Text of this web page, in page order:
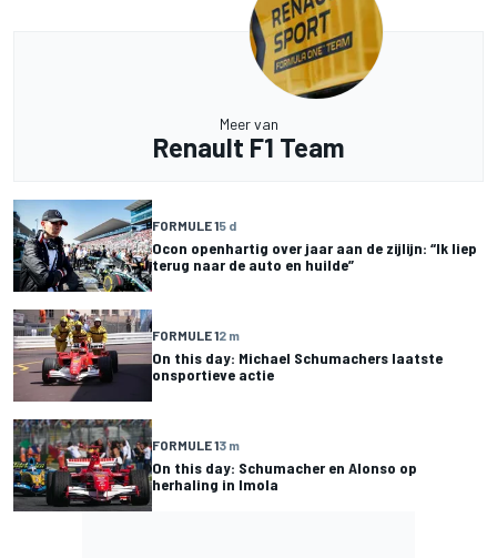
Meer van
Renault F1 Team
FORMULE 15 d
Ocon openhartig over jaar aan de zijlijn: “Ik liep
terug naar de auto en huilde”
FORMULE 12 m
On this day: Michael Schumachers laatste
onsportieve actie
FORMULE 13 m
On this day: Schumacher en Alonso op
herhaling in Imola